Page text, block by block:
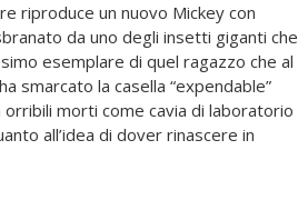
riproduce un nuovo Mickey con
da uno degli insetti giganti che
esemplare di quel ragazzo che al
smarcato la casella “expendable”
morti come cavia di laboratorio
all’idea di dover rinascere in